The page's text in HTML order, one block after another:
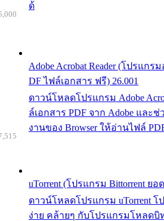
ด้
Adobe Acrobat Reader (โปรแกร
DF ไฟล์เอกสาร ฟรี) 26.001
ดาวน์โหลดโปรแกรม Adobe
ล์เอกสาร PDF จาก Adobe และ
งานของ Browser ให้อ่านไฟล์
uTorrent (โปรแกรม Bittorrent ย
ดาวน์โหลดโปรแกรม uTorrent โ
ง่าย คล้ายๆ กับโปรแกรมโหลดบิ